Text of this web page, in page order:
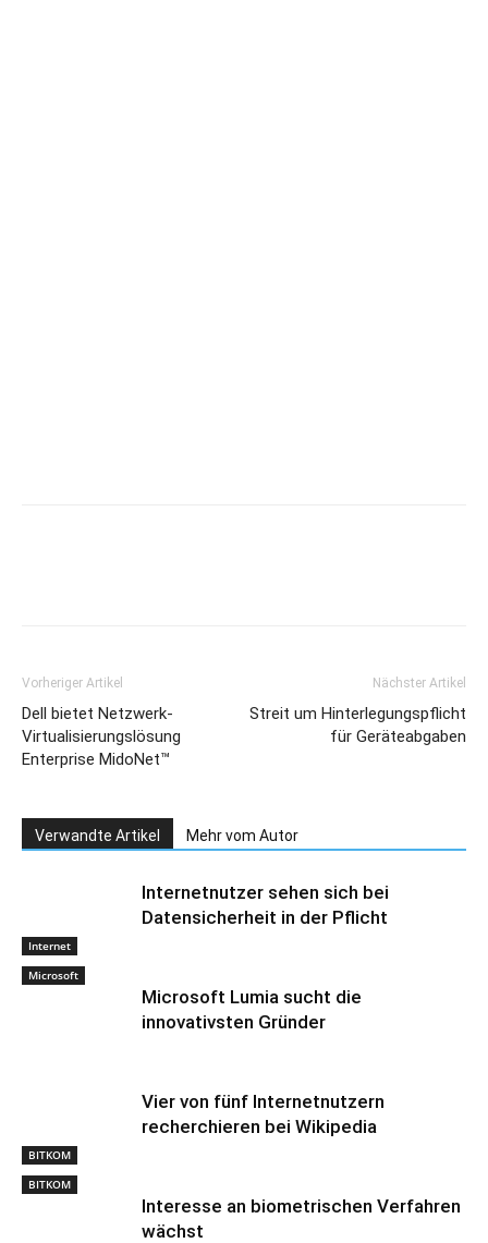
Vorheriger Artikel
Dell bietet Netzwerk-
Virtualisierungslösung
Enterprise MidoNet™
Nächster Artikel
Streit um Hinterlegungspflicht
für Geräteabgaben
Verwandte Artikel Mehr vom Autor
Internet
Internetnutzer sehen sich bei
Datensicherheit in der Pflicht
Microsoft
Microsoft Lumia sucht die
innovativsten Gründer
BITKOM
Vier von fünf Internetnutzern
recherchieren bei Wikipedia
BITKOM
Interesse an biometrischen Verfahren
wächst